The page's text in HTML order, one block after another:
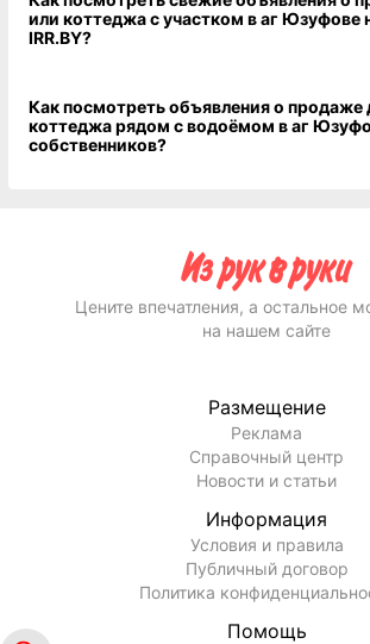
или коттеджа с участком в аг Юзуфове
IRR.BY?
Как посмотреть объявления о продаже
коттеджа рядом с водоёмом в аг Юзуфове от
собственников?
Цените впечатления, а остальное
на нашем сайте
Размещение
Реклама
Справочный центр
Новости и статьи
Информация
Условия и правила
Публичный договор
Политика
Помощь